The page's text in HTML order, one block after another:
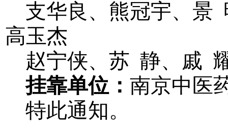
支华良、熊冠宇、景
高玉杰
赵宁侠、苏 静、戚
挂靠单位：南京中医
特此通知。